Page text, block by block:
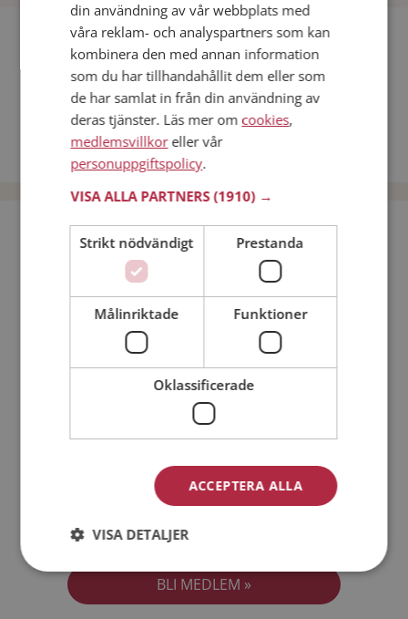
Fler singlar
Andra singlar från Helsingborg
Kvinnor från Helsingborg
Dejta kvinnor i Sverige
Dejta män i Sverige
Bli medlem utan kostnad!
Min ålder:
Jag accepterar Personuppgiftspolicyn
din användning av vår webbplats med
våra reklam- och analyspartners som kan
kombinera den med annan information
som du har tillhandahållit dem eller som
de har samlat in från din användning av
deras tjänster. Läs mer om cookies,
medlemsvillkoreller vår
personuppgiftspolicy.
VISA ALLA PARTNERS(1910) →
Strikt nödvändigt Prestanda
Målinriktade Funktioner
Oklassificerade
ACCEPTERA ALLA
VISA DETALJER